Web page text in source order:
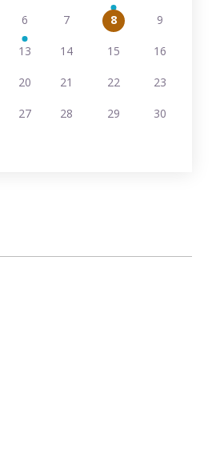
6 7 8 9
13 14 15 16
20 21 22 23
27 28 29 30